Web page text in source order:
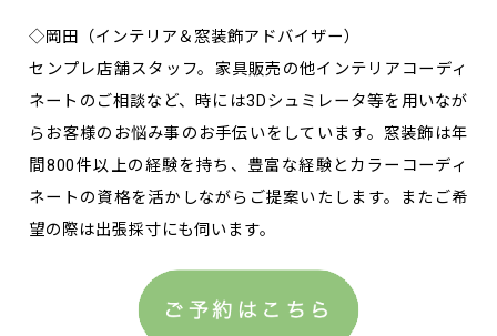
◇岡田（インテリア＆窓装飾アドバイザー）
センプレ店舗スタッフ。家具販売の他インテリアコーディ
ネートのご相談など、時には3Dシュミレータ等を用いなが
らお客様のお悩み事のお手伝いをしています。窓装飾は年
間800件以上の経験を持ち、豊富な経験とカラーコーディ
ネートの資格を活かしながらご提案いたします。またご希
望の際は出張採寸にも伺います。